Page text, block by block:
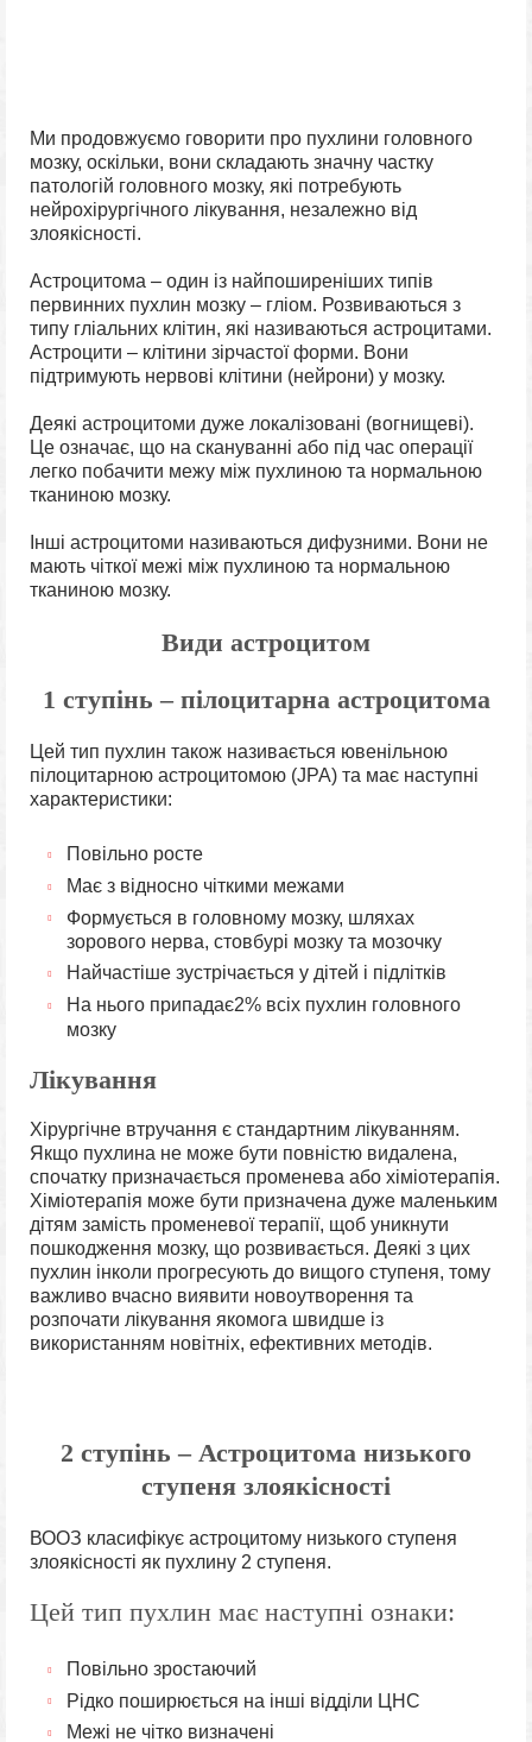
Ми продовжуємо говорити про пухлини головного
мозку, оскільки, вони складають значну частку
патологій головного мозку, які потребують
нейрохірургічного лікування, незалежно від
злоякісності.
Астроцитома – один із найпоширеніших типів
первинних пухлин мозку – гліом. Розвиваються з
типу гліальних клітин, які називаються астроцитами.
Астроцити – клітини зірчастої форми. Вони
підтримують нервові клітини (нейрони) у мозку.
Деякі астроцитоми дуже локалізовані (вогнищеві).
Це означає, що на скануванні або під час операції
легко побачити межу між пухлиною та нормальною
тканиною мозку.
Інші астроцитоми називаються дифузними. Вони не
мають чіткої межі між пухлиною та нормальною
тканиною мозку.
Види астроцитом
1 ступінь – пілоцитарна астроцитома
Цей тип пухлин також називається ювенільною
пілоцитарною астроцитомою (JPA) та має наступні
характеристики:
Повільно росте
Має з відносно чіткими межами
Формується в головному мозку, шляхах
зорового нерва, стовбурі мозку та мозочку
Найчастіше зустрічається у дітей і підлітків
На нього припадає2% всіх пухлин головного
мозку
Лікування
Хірургічне втручання є стандартним лікуванням.
Якщо пухлина не може бути повністю видалена,
спочатку призначається променева або хіміотерапія.
Хіміотерапія може бути призначена дуже маленьким
дітям замість променевої терапії, щоб уникнути
пошкодження мозку, що розвивається. Деякі з цих
пухлин інколи прогресують до вищого ступеня, тому
важливо вчасно виявити новоутворення та
розпочати лікування якомога швидше із
використанням новітніх, ефективних методів.
2 ступінь – Астроцитома низького
ступеня злоякісності
ВООЗ класифікує астроцитому низького ступеня
злоякісності як пухлину 2 ступеня.
Цей тип пухлин має наступні ознаки:
Повільно зростаючий
Рідко поширюється на інші відділи ЦНС
Межі не чітко визначені